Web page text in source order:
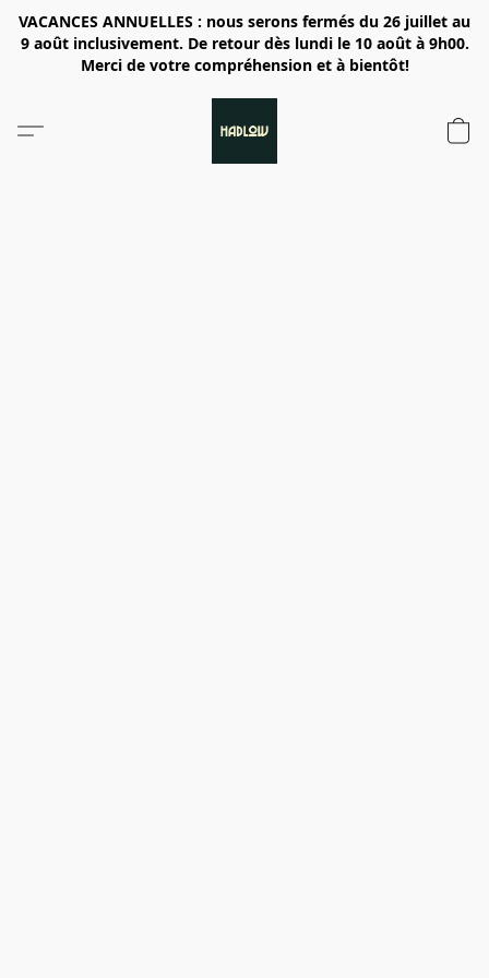
VACANCES ANNUELLES : nous serons fermés du 26 juillet au
9 août inclusivement. De retour dès lundi le 10 août à 9h00.
Merci de votre compréhension et à bientôt!